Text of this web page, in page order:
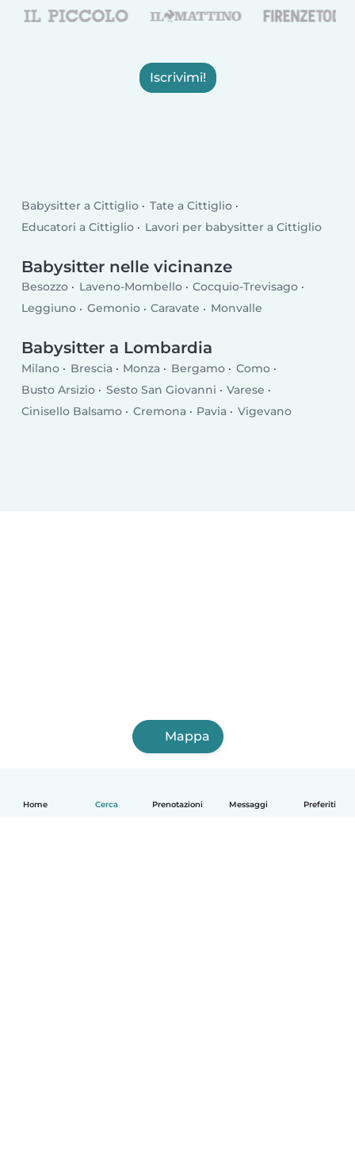
Home Cerca Prenotazioni Messaggi Preferiti
Iscrivimi!
Babysitter a Cittiglio
Tate a Cittiglio
Educatori a Cittiglio
Lavori per babysitter a Cittiglio
Babysitter nelle vicinanze
Besozzo Laveno-Mombello
Cocquio-Trevisago
Leggiuno
Gemonio Caravate Monvalle
Babysitter a Lombardia
Milano Brescia Monza Bergamo
Como
Busto Arsizio
Sesto San Giovanni
Varese
Cinisello Balsamo
Cremona Pavia Vigevano
Mappa